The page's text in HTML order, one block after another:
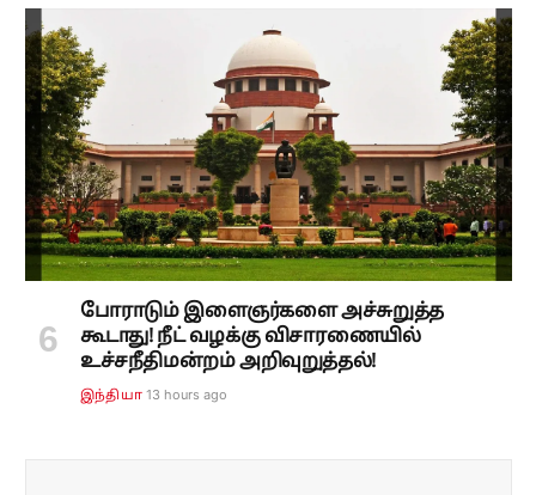
போராடும் இளைஞர்களை அச்சுறுத்த
கூடாது! நீட் வழக்கு விசாரணையில்
உச்சநீதிமன்றம் அறிவுறுத்தல்!
இந்தியா 13 hours ago